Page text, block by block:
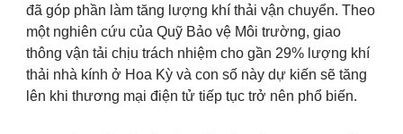
đã góp phần làm tăng lượng khí thải vận chuyển. Theo
một nghiên cứu của Quỹ Bảo vệ Môi trường, giao
thông vận tải chịu trách nhiệm cho gần 29% lượng khí
thải nhà kính ở Hoa Kỳ và con số này dự kiến sẽ tăng
lên khi thương mại điện tử tiếp tục trở nên phổ biến.